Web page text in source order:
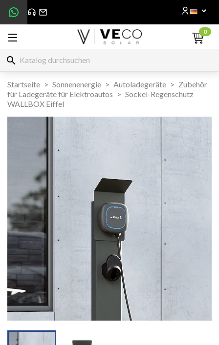
0
search
Startseite Sonnenenergie Autoladegeräte
Zubehör
für Ladegeräte für Elektroautos
Sockel-Regenschutz
WALLBOX Eiffel
